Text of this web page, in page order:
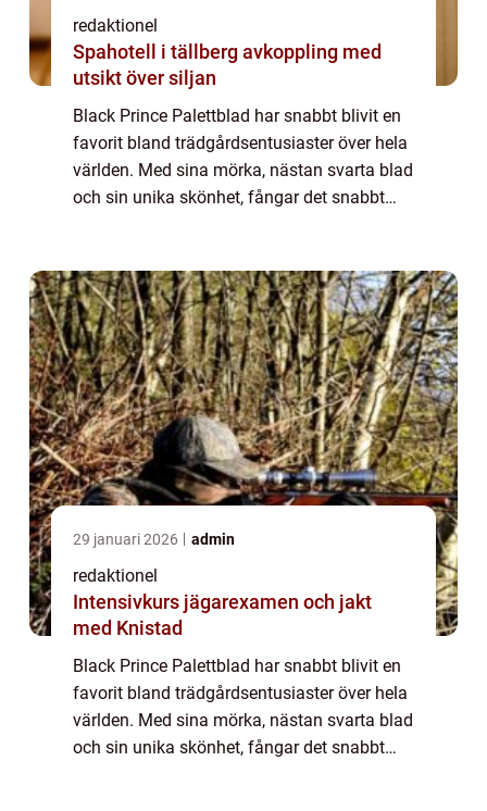
redaktionel
Spahotell i tällberg avkoppling med
utsikt över siljan
Black Prince Palettblad har snabbt blivit en
favorit bland trädgårdsentusiaster över hela
världen. Med sina mörka, nästan svarta blad
och sin unika skönhet, fångar det snabbt
29 januari 2026 admin
redaktionel
Intensivkurs jägarexamen och jakt
med Knistad
Black Prince Palettblad har snabbt blivit en
favorit bland trädgårdsentusiaster över hela
världen. Med sina mörka, nästan svarta blad
och sin unika skönhet, fångar det snabbt